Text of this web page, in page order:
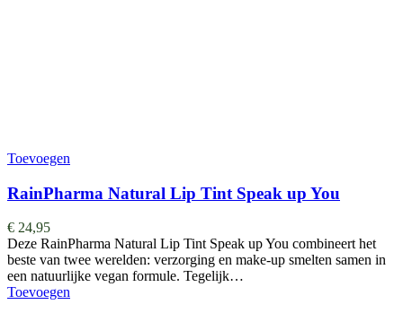
Toevoegen
RainPharma Natural Lip Tint Speak up You
€ 24,95
Deze RainPharma Natural Lip Tint Speak up You combineert het
beste van twee werelden: verzorging en make-up smelten samen in
een natuurlijke vegan formule. Tegelijk…
Toevoegen